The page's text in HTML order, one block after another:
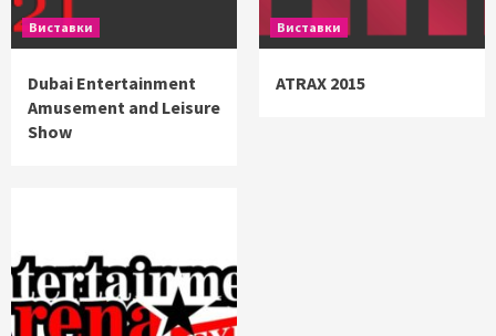
Виставки
Dubai Entertainment
Amusement and Leisure
Show
Виставки
ATRAX 2015